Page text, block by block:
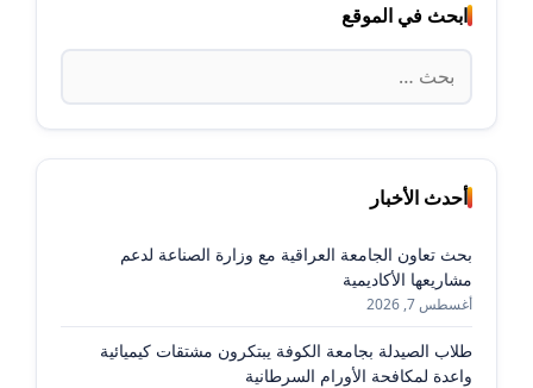
ابحث في الموقع
البحث
عن:
أحدث الأخبار
بحث تعاون الجامعة العراقية مع وزارة الصناعة لدعم
مشاريعها الأكاديمية
أغسطس 7, 2026
طلاب الصيدلة بجامعة الكوفة يبتكرون مشتقات كيميائية
واعدة لمكافحة الأورام السرطانية